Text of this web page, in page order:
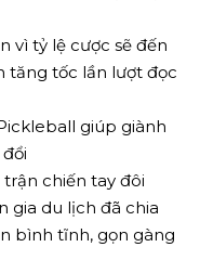
vì tỷ lệ cược sẽ đến
tăng tốc lần lượt đọc
giúp giành
chiến tay đôi
gia du lịch đã chia
bình tĩnh, gọn gàng